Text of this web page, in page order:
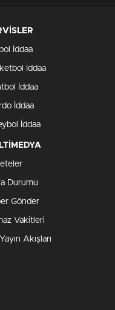
İddaa
İddaa
İddaa
İddaa
İddaa
Durumu
Gönder
Vakitleri
Akışları